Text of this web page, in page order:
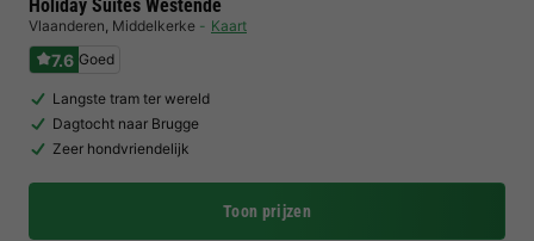
Holiday Suites Westende
Vlaanderen, Middelkerke Kaart
7.6 Goed
Langste tram ter wereld
Dagtocht naar Brugge
Zeer hondvriendelijk
Toon prijzen